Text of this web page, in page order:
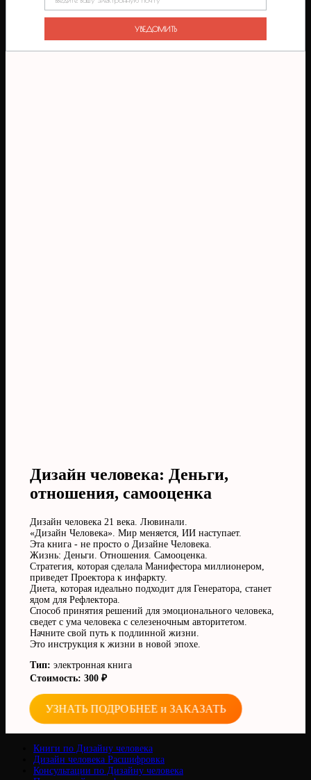
Дизайн человека: Деньги,
отношения, самооценка
Дизайн человека 21 века. Лювинали.
«Дизайн Человека». Мир меняется, ИИ наступает.
Эта книга - не просто о Дизайне Человека.
Жизнь: Деньги. Отношения. Самооценка.
Стратегия, которая сделала Манифестора миллионером,
приведет Проектора к инфаркту.
Диета, которая идеально подходит для Генератора, станет
ядом для Рефлектора.
Способ принятия решений для эмоционального человека,
сведет с ума человека с селезеночным авторитетом.
Начните свой путь к подлинной жизни.
Это инструкция к жизни в новой эпохе.
Тип: электронная книга
Стоимость: 300 ₽
УЗНАТЬ ПОДРОБНЕЕ и ЗАКАЗАТЬ
Книги по Дизайну человека
Дизайн человека Расшифровка
Консультации по Дизайну человека